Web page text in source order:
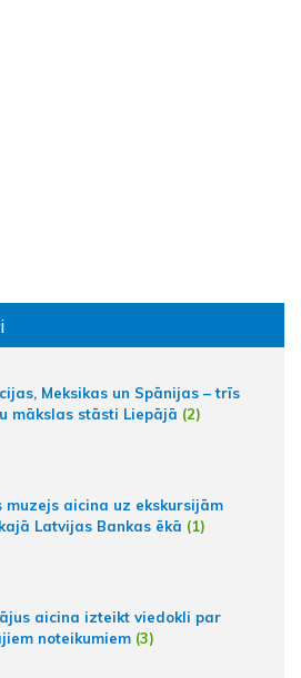
Meksikas un Spānijas – trīs
mākslas stāsti Liepājā (2)
muzejs aicina uz ekskursijām
Latvijas Bankas ēkā (1)
aicina izteikt viedokli par
noteikumiem (3)